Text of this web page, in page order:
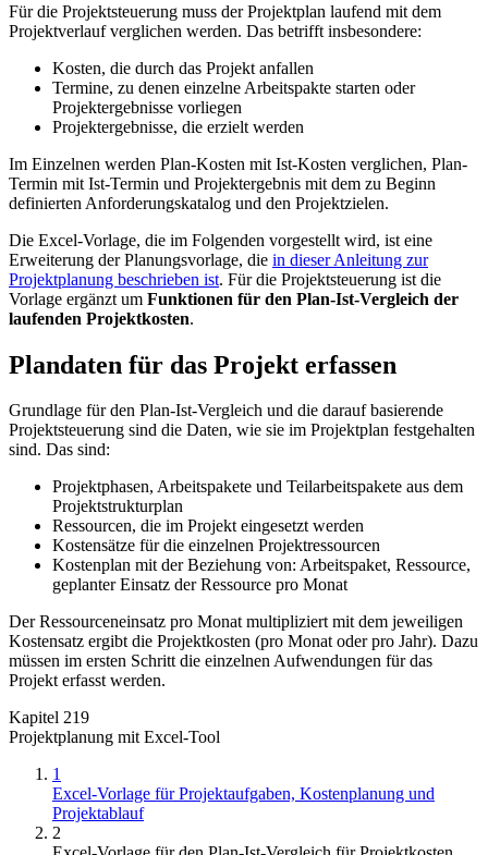
Für die Projektsteuerung muss der Projektplan laufend mit dem
Projektverlauf verglichen werden. Das betrifft insbesondere:
Kosten, die durch das Projekt anfallen
Termine, zu denen einzelne Arbeitspakte starten oder
Projektergebnisse vorliegen
Projektergebnisse, die erzielt werden
Im Einzelnen werden Plan-Kosten mit Ist-Kosten verglichen, Plan-
Termin mit Ist-Termin und Projektergebnis mit dem zu Beginn
definierten Anforderungskatalog und den Projektzielen.
Die Excel-Vorlage, die im Folgenden vorgestellt wird, ist eine
Erweiterung der Planungsvorlage, die in dieser Anleitung zur
Projektplanung beschrieben ist. Für die Projektsteuerung ist die
Vorlage ergänzt um Funktionen für den Plan-Ist-Vergleich der
laufenden Projektkosten.
Plandaten für das Projekt erfassen
Grundlage für den Plan-Ist-Vergleich und die darauf basierende
Projektsteuerung sind die Daten, wie sie im Projektplan festgehalten
sind. Das sind:
Projektphasen, Arbeitspakete und Teilarbeitspakete aus dem
Projektstrukturplan
Ressourcen, die im Projekt eingesetzt werden
Kostensätze für die einzelnen Projektressourcen
Kostenplan mit der Beziehung von: Arbeitspaket, Ressource,
geplanter Einsatz der Ressource pro Monat
Der Ressourceneinsatz pro Monat multipliziert mit dem jeweiligen
Kostensatz ergibt die Projektkosten (pro Monat oder pro Jahr). Dazu
müssen im ersten Schritt die einzelnen Aufwendungen für das
Projekt erfasst werden.
Kapitel 219
Projektplanung mit Excel-Tool
1
Excel-Vorlage für Projektaufgaben, Kostenplanung und
Projektablauf
2